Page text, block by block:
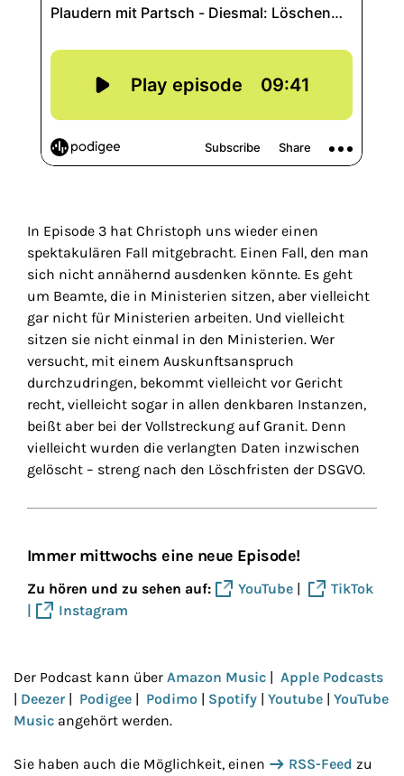
In Episode 3 hat Christoph uns wieder einen
spektakulären Fall mitgebracht. Einen Fall, den man
sich nicht annähernd ausdenken könnte. Es geht
um Beamte, die in Ministerien sitzen, aber vielleicht
gar nicht für Ministerien arbeiten. Und vielleicht
sitzen sie nicht einmal in den Ministerien. Wer
versucht, mit einem Auskunftsanspruch
durchzudringen, bekommt vielleicht vor Gericht
recht, vielleicht sogar in allen denkbaren Instanzen,
beißt aber bei der Vollstreckung auf Granit. Denn
vielleicht wurden die verlangten Daten inzwischen
gelöscht – streng nach den Löschfristen der DSGVO.
Immer mittwochs eine neue Episode!
Zu hören und zu sehen auf: YouTube |
TikTok
Instagram
Der Podcast kann über Amazon Music
Apple Podcasts
Deezer Podigee Podimo Spotify Youtube
YouTube
Music angehört werden.
Sie haben auch die Möglichkeit, einen RSS-Feed zu